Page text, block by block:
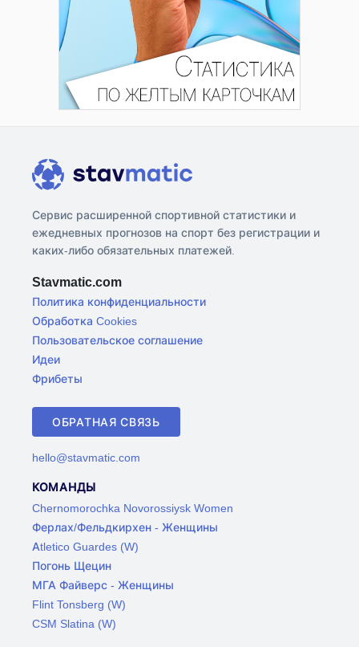
Сервис расширенной спортивной статистики и
ежедневных прогнозов на спорт без регистрации и
каких-либо обязательных платежей.
Stavmatic.com
Политика конфиденциальности
Обработка Cookies
Пользовательское соглашение
Идеи
Фрибеты
ОБРАТНАЯ СВЯЗЬ
hello@stavmatic.com
КОМАНДЫ
Chernomorochka Novorossiysk Women
Ферлах/Фельдкирхен - Женщины
Atletico Guardes (W)
Погонь Щецин
МГА Файверс - Женщины
Flint Tonsberg (W)
CSM Slatina (W)